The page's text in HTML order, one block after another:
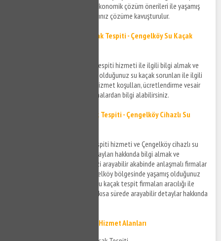
işlemleriniz gerçekleştirilir ve ekonomik çözüm önerileri ile yaşamış
olduğunuz su sızıntısı sorunlarınız çözüme kavuşturulur.
Çengelköy Noktasal Su Kaçak Tespiti - Çengelköy Su Kaçak
Çengelköy noktasal su kaçak tespiti hizmeti ile ilgili bilgi almak ve
Çengelköy bölgesinde yaşamış olduğunuz su kaçak sorunları ile ilgili
detaylar için bizi arayabilir ve hizmet koşulları, ücretlendirme vesair
gibi detaylar için anlaşmalı firmalardan bilgi alabilirsiniz.
Çengelköy Cihazla Su Kaçak Tespiti - Çengelköy Cihazlı Su
Çengelköy cihazla su kaçak tespiti hizmeti ve Çengelköy cihazlı su
kaçak bulma hizmetlerinin detayları hakkında bilgi almak ve
ücretlendirme detayları için bizi arayabilir akabinde anlaşmalı firmalar
ile bağlantı kurabilirsiniz. Çengelköy bölgesinde yaşamış olduğunuz
su kaçak sorunlarınıza cihazlı su kaçak tespit firmaları aracılığı ile
müdahale edilmesi için bizi en kısa sürede arayabilir detaylar hakkında
Çengelköy Su Kaçak Tespiti Hizmet Alanları